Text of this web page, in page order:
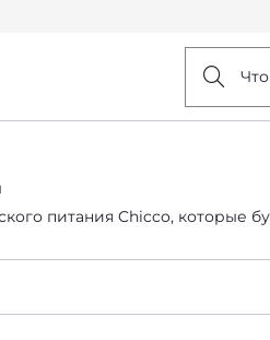
питания Chicco, которые